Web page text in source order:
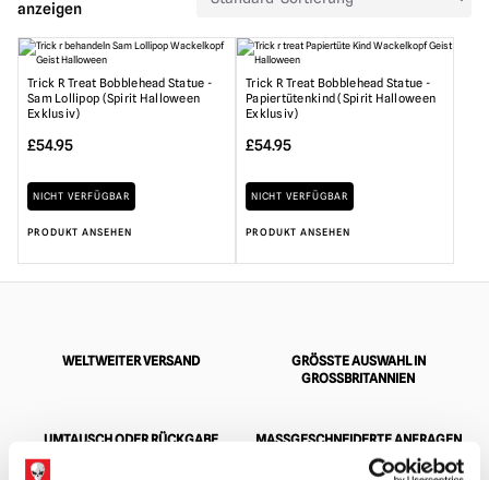
anzeigen
Trick R Treat Bobblehead Statue -
Sam Lollipop (Spirit Halloween
Exklusiv)
£54.95
NICHT VERFÜGBAR
PRODUKT ANSEHEN
Trick R Treat Bobblehead Statue -
Papiertütenkind (Spirit Halloween
Exklusiv)
£54.95
NICHT VERFÜGBAR
PRODUKT ANSEHEN
WELTWEITER VERSAND
GRÖSSTE AUSWAHL IN G
ROSSBRITANNIEN
UMTAUSCH ODER RÜCKGABE MASSGESCHNEIDERTE ANFRAGEN